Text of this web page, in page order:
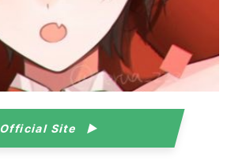
Official Site